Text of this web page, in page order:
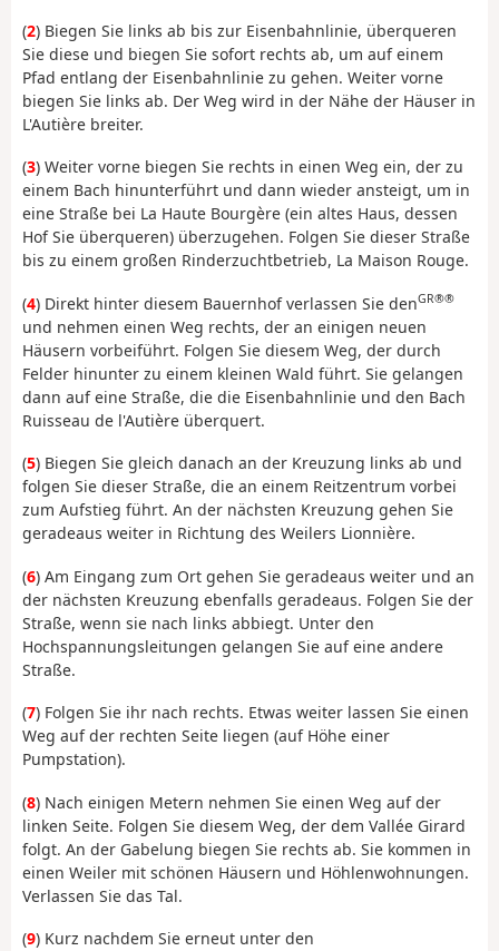
(2) Biegen Sie links ab bis zur Eisenbahnlinie, überqueren
Sie diese und biegen Sie sofort rechts ab, um auf einem
Pfad entlang der Eisenbahnlinie zu gehen. Weiter vorne
biegen Sie links ab. Der Weg wird in der Nähe der Häuser in
L'Autière breiter.
(3) Weiter vorne biegen Sie rechts in einen Weg ein, der zu
einem Bach hinunterführt und dann wieder ansteigt, um in
eine Straße bei La Haute Bourgère (ein altes Haus, dessen
Hof Sie überqueren) überzugehen. Folgen Sie dieser Straße
bis zu einem großen Rinderzuchtbetrieb, La Maison Rouge.
(4) Direkt hinter diesem Bauernhof verlassen Sie denGR®®
und nehmen einen Weg rechts, der an einigen neuen
Häusern vorbeiführt. Folgen Sie diesem Weg, der durch
Felder hinunter zu einem kleinen Wald führt. Sie gelangen
dann auf eine Straße, die die Eisenbahnlinie und den Bach
Ruisseau de l'Autière überquert.
(5) Biegen Sie gleich danach an der Kreuzung links ab und
folgen Sie dieser Straße, die an einem Reitzentrum vorbei
zum Aufstieg führt. An der nächsten Kreuzung gehen Sie
geradeaus weiter in Richtung des Weilers Lionnière.
(6) Am Eingang zum Ort gehen Sie geradeaus weiter und an
der nächsten Kreuzung ebenfalls geradeaus. Folgen Sie der
Straße, wenn sie nach links abbiegt. Unter den
Hochspannungsleitungen gelangen Sie auf eine andere
Straße.
(7) Folgen Sie ihr nach rechts. Etwas weiter lassen Sie einen
Weg auf der rechten Seite liegen (auf Höhe einer
Pumpstation).
(8) Nach einigen Metern nehmen Sie einen Weg auf der
linken Seite. Folgen Sie diesem Weg, der dem Vallée Girard
folgt. An der Gabelung biegen Sie rechts ab. Sie kommen in
einen Weiler mit schönen Häusern und Höhlenwohnungen.
Verlassen Sie das Tal.
(9) Kurz nachdem Sie erneut unter den